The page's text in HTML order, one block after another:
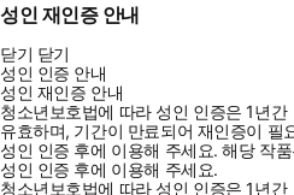
성인 재인증 안내
닫기 닫기
성인 인증 안내
성인 재인증 안내
청소년보호법에 따라 성인 인증은 1년간
유효하며, 기간이 만료되어 재인증이 필
성인 인증 후에 이용해 주세요.해당 작
성인 인증 후에 이용해 주세요.
청소년보호법에 따라 성인 인증은 1년간